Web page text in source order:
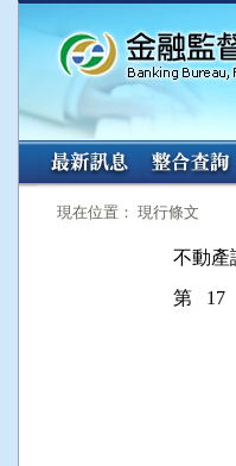
:::
現在位置： 現行條文
不動產
第 17